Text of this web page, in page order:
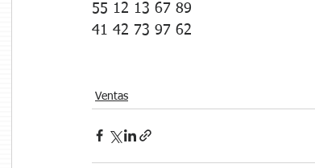
55 12 13 67 89
41 42 73 97 62
Ventas